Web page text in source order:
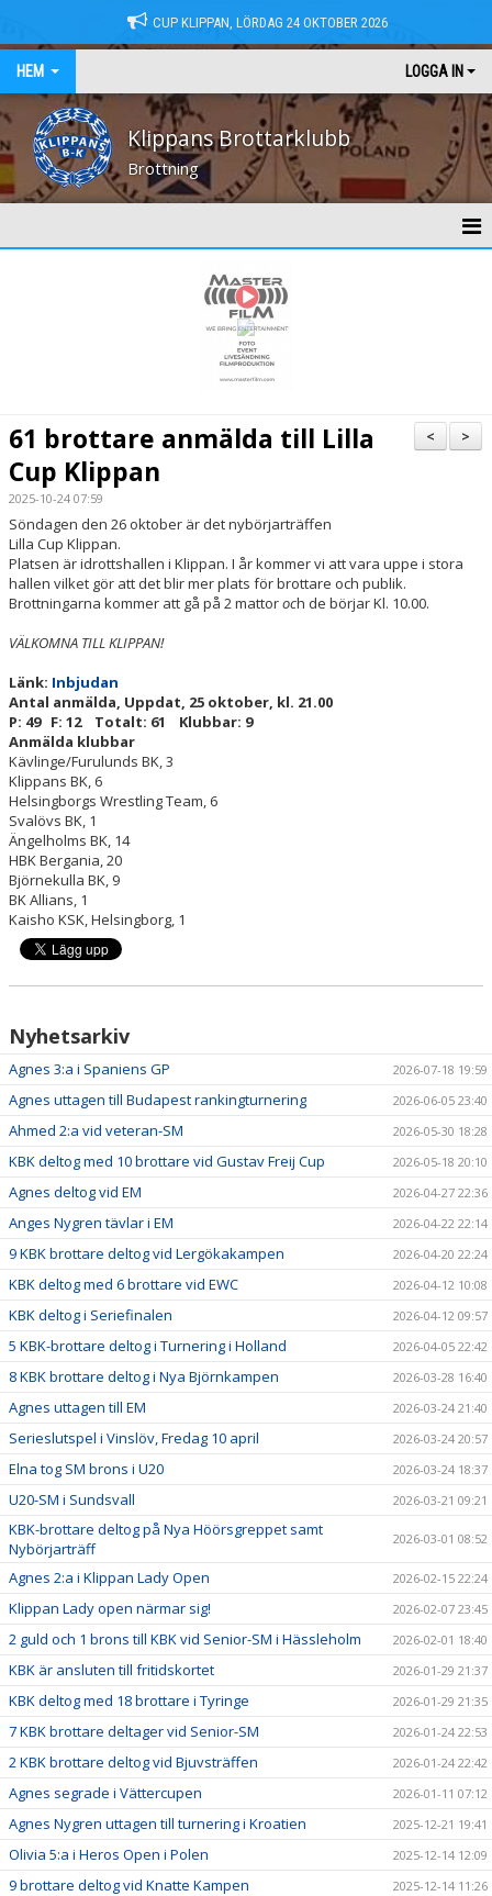
CUP KLIPPAN, LÖRDAG 24 OKTOBER 2026
HEM LOGGA IN
Klippans Brottarklubb
Brottning
TRÄNINGSTIDER
TÄVLINGSPROGRAM
TÄVLINGSRESULTAT
CUP KLIPPAN
KLIPPAN LADY OPEN
UNGDOMS-SM 2023
LILLA CUP KLIPPAN
BILBINGO
ÅBY-MARKNAD
BROTTNINGSGYMNASIUM
STATISTIK
DOKUMENT
STÖD KBK
LÄNKAR
KLUBBKLÄDER
SERIEBROTTNING
>
<
61 brottare anmälda till Lilla
Cup Klippan
2025-10-24 07:59
Söndagen den 26 oktober är det nybörjarträffen
Lilla Cup Klippan.
Platsen är idrottshallen i Klippan. I år kommer vi att vara uppe i stora
hallen vilket gör att det blir mer plats för brottare och publik.
Brottningarna kommer att gå på 2 mattoroch de börjar Kl. 10.00.
VÄLKOMNA TILL KLIPPAN!
Länk: Inbjudan
Antal anmälda, Uppdat, 25 oktober, kl. 21.00
P: 49 F: 12 Totalt: 61 Klubbar: 9
Anmälda klubbar
Kävlinge/Furulunds BK, 3
Klippans BK, 6
Helsingborgs Wrestling Team, 6
Svalövs BK, 1
Ängelholms BK, 14
HBK Bergania, 20
Björnekulla BK, 9
BK Allians, 1
Kaisho KSK, Helsingborg, 1
Nyhetsarkiv
Agnes 3:a i Spaniens GP 2026-07-18 19:59
Agnes uttagen till Budapest rankingturnering 2026-06-05 23:40
Ahmed 2:a vid veteran-SM 2026-05-30 18:28
KBK deltog med 10 brottare vid Gustav Freij Cup 2026-05-18 20:10
Agnes deltog vid EM 2026-04-27 22:36
Anges Nygren tävlar i EM 2026-04-22 22:14
9 KBK brottare deltog vid Lergökakampen 2026-04-20 22:24
KBK deltog med 6 brottare vid EWC 2026-04-12 10:08
KBK deltog i Seriefinalen 2026-04-12 09:57
5 KBK-brottare deltog i Turnering i Holland 2026-04-05 22:42
8 KBK brottare deltog i Nya Björnkampen 2026-03-28 16:40
Agnes uttagen till EM 2026-03-24 21:40
Serieslutspel i Vinslöv, Fredag 10 april 2026-03-24 20:57
Elna tog SM brons i U20 2026-03-24 18:37
U20-SM i Sundsvall 2026-03-21 09:21
KBK-brottare deltog på Nya Höörsgreppet samt
Nybörjarträff
2026-03-01 08:52
Agnes 2:a i Klippan Lady Open 2026-02-15 22:24
Klippan Lady open närmar sig! 2026-02-07 23:45
2 guld och 1 brons till KBK vid Senior-SM i Hässleholm 2026-02-01 18:40
KBK är ansluten till fritidskortet 2026-01-29 21:37
KBK deltog med 18 brottare i Tyringe 2026-01-29 21:35
7 KBK brottare deltager vid Senior-SM 2026-01-24 22:53
2 KBK brottare deltog vid Bjuvsträffen 2026-01-24 22:42
Agnes segrade i Vättercupen 2026-01-11 07:12
Agnes Nygren uttagen till turnering i Kroatien 2025-12-21 19:41
Olivia 5:a i Heros Open i Polen 2025-12-14 12:09
9 brottare deltog vid Knatte Kampen 2025-12-14 11:26